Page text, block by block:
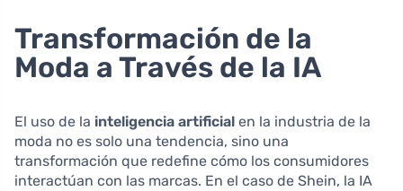
Transformación de la
Moda a Través de la IA
El uso de la inteligencia artificial en la industria de la
moda no es solo una tendencia, sino una
transformación que redefine cómo los consumidores
interactúan con las marcas. En el caso de Shein, la IA